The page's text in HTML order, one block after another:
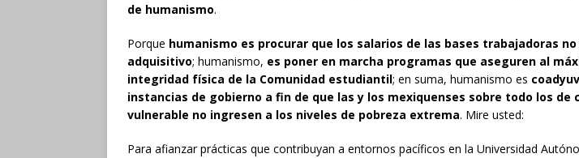
de humanismo.
Porque humanismo es procurar que los salarios de las bases trabajadoras
adquisitivo; humanismo, es poner en marcha programas que aseguren al
integridad física de la Comunidad estudiantil; en suma, humanismo es
instancias de gobierno a fin de que las y los mexiquenses sobre todo los de
vulnerable no ingresen a los niveles de pobreza extrema. Mire usted:
Para afianzar prácticas que contribuyan a entornos pacíficos en la Universidad